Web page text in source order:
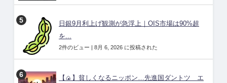
日銀9月利上げ観測が急浮上｜OIS市場は90%超
を...
2件のビュー | 8月 6, 2026 に投稿された
【🍙】貧しくなるニッポン…先進国ダントツ エ